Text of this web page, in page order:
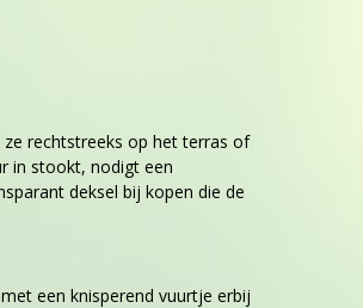
rechtstreeks op het terras of
in stookt, nodigt een
deksel bij kopen die de
een knisperend vuurtje erbij